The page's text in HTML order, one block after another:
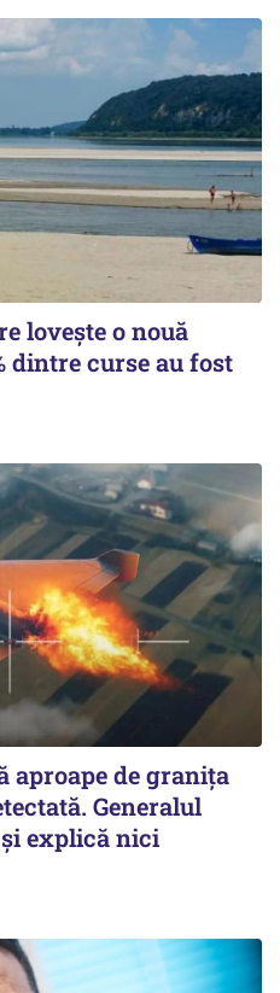
lovește o nouă
dintre curse au fost
aproape de granița
Generalul
explică nici